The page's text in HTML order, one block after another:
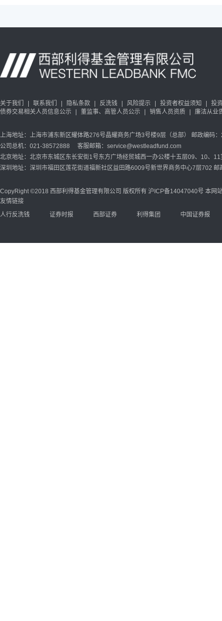
关于我们 联系我们 隐私条款 反洗钱 风险提示 投资者权益须知
投
债券交易相关人员信息公示
董监事、高管人员公示 销售人员资质 廉洁从业
上海地址：上海市浦东新区耀体路276号晶耀商务广场3号楼9层（总部） 邮政编码
公司总机：021-38572888 客服邮箱：service@westleadfund.com
北京地址：北京市东城区东长安街1号东方广场经贸城西一办公楼十五层09、10、
深圳地址：深圳市福田区莲花街道福新社区益田路6009号新世界商务中心7层702
CopyRight ©2018 西部利得基金管理有限公司 版权所有 沪ICP备14047040号 本网
友情链接
人行反洗钱
证券时报 西部证券 利得集团 中国证券报